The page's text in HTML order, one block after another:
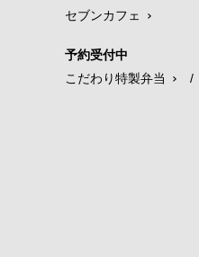
セブンカフェ
予約受付中
こだわり特製弁当
/